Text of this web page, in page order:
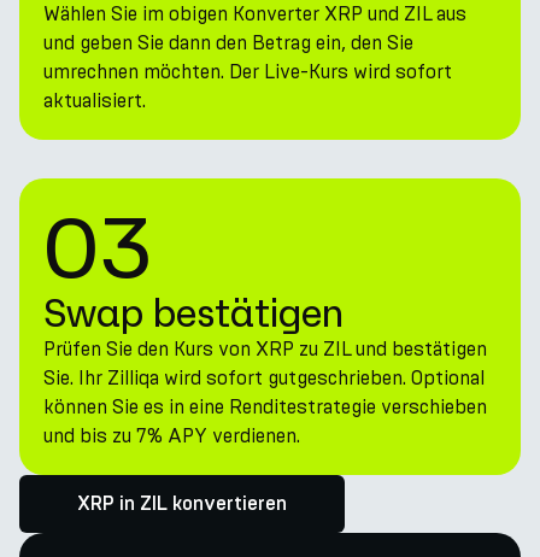
Wählen Sie im obigen Konverter XRP und ZIL aus
und geben Sie dann den Betrag ein, den Sie
umrechnen möchten. Der Live-Kurs wird sofort
aktualisiert.
03
Swap bestätigen
Prüfen Sie den Kurs von XRP zu ZIL und bestätigen
Sie. Ihr Zilliqa wird sofort gutgeschrieben. Optional
können Sie es in eine Renditestrategie verschieben
und bis zu 7% APY verdienen.
XRP in ZIL konvertieren